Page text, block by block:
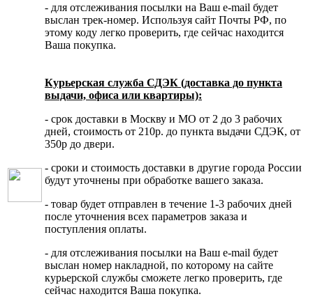
- для отслеживания посылки на Ваш e-mail будет
выслан трек-номер. Используя сайт Почты РФ, по
этому коду легко проверить, где сейчас находится
Ваша покупка.
Курьерская служба СДЭК (доставка до пункта
выдачи, офиса или квартиры):
- срок доставки в Москву и МО от 2 до 3 рабочих
дней, стоимость от 210р. до пункта выдачи СДЭК, от
350р до двери.
- сроки и стоимость доставки в другие города России
будут уточнены при обработке вашего заказа.
- товар будет отправлен в течение 1-3 рабочих дней
после уточнения всех параметров заказа и
поступления оплаты.
- для отслеживания посылки на Ваш e-mail будет
выслан номер накладной, по которому на сайте
курьерской службы сможете легко проверить, где
сейчас находится Ваша покупка.